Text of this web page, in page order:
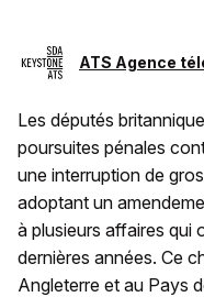
ATS Agence
Les députés
poursuites pénales
une interruption de
adoptant un
à plusieurs affaires qui
dernières années. Ce
Angleterre et au Pays